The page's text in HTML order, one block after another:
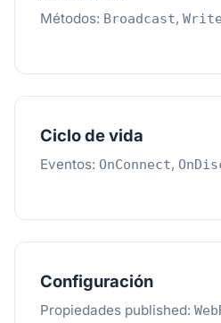
Métodos: Broadcast,
Ciclo de vida
Eventos: OnConnect,
Configuración
Propiedades published: